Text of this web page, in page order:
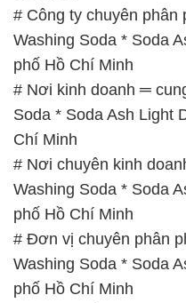
# Công ty chuyên phân
Washing Soda * Soda
phố Hồ Chí Minh
# Nơi kinh doanh ═
Soda * Soda Ash Light
Chí Minh
# Nơi chuyên kinh
Washing Soda * Soda
phố Hồ Chí Minh
# Đơn vị chuyên phân
Washing Soda * Soda
phố Hồ Chí Minh